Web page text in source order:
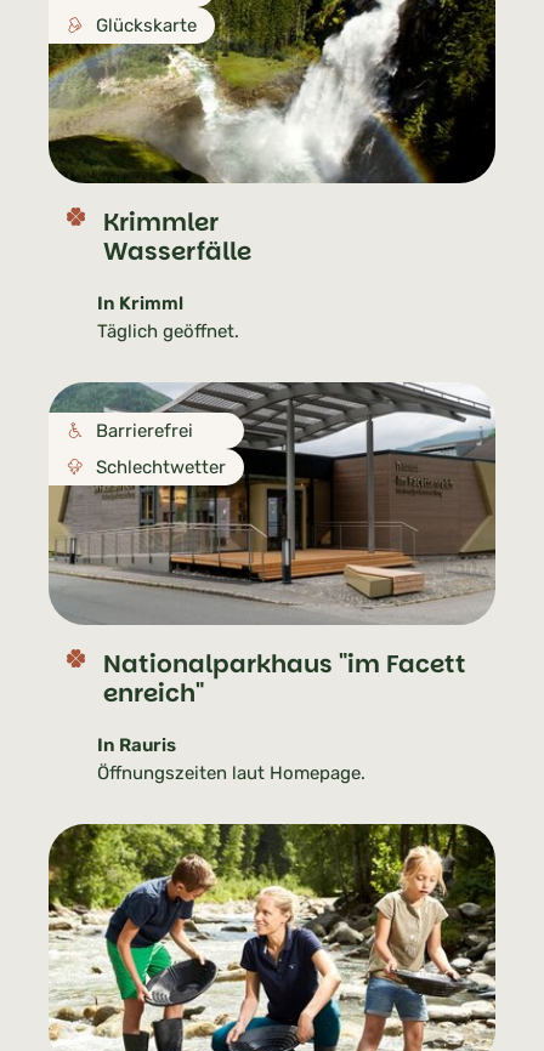
Glückskarte
Krimmler
Wasserfälle
In Krimml
Täglich geöffnet.
Barrierefrei
Schlechtwetter
Nationalparkhaus "im Facett
enreich"
In Rauris
Öffnungszeiten laut Homepage.